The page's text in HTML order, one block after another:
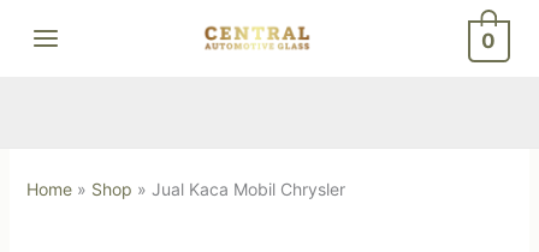
0
Home» Shop » Jual Kaca Mobil Chrysler